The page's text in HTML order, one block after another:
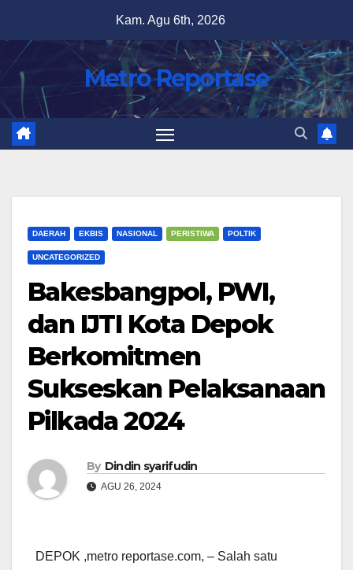
content
Kam. Agu 6th, 2026
Metro Reportase
DAERAH EKBIS NASIONAL PERISTIWA POLTIK
UNCATEGORIZED
Bakesbangpol, PWI,
dan IJTI Kota Depok
Berkomitmen
Sukseskan Pelaksanaan
Pilkada 2024
By Dindin syarifudin
AGU 26, 2024
DEPOK ,metro reportase.com, – Salah satu